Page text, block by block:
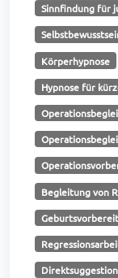
Sinnfindung für
Körperhypnose
Hypnose für
Begleitung von
Direktsuggestion